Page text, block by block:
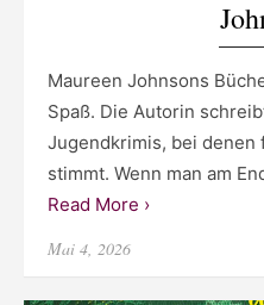
Maureen Johnsons
Spaß. Die Autorin
Jugendkrimis, bei denen
stimmt. Wenn man am
Read More ›
Posted
Mai 4, 2026